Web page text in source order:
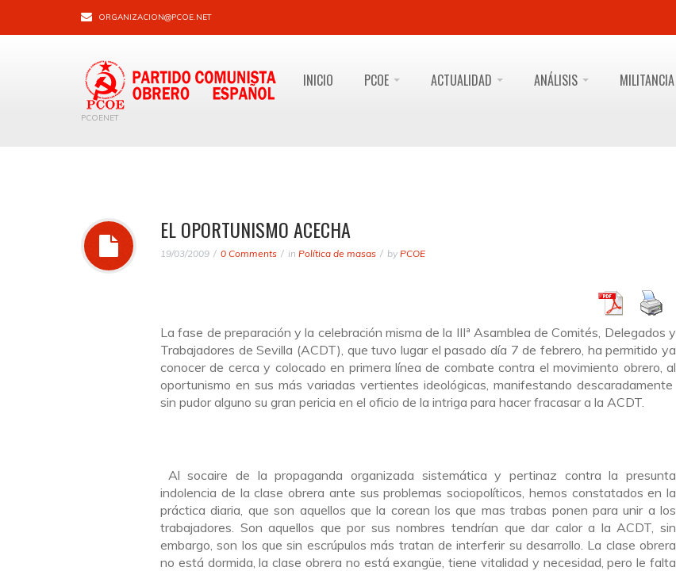
ORGANIZACION@PCOE.NET
PCOENET
INICIO PCOE ACTUALIDAD ANÁLISIS MILITANCIA
EL OPORTUNISMO ACECHA
19/03/2009 0 Comments in Política de masas by PCOE
La fase de preparación y la celebración misma de la IIIª Asamblea de Comités, Delegados y
Trabajadores de Sevilla (ACDT), que tuvo lugar el pasado día 7 de febrero, ha permitido ya
conocer de cerca y colocado en primera línea de combate contra el movimiento obrero, al
oportunismo en sus más variadas vertientes ideológicas, manifestando descaradamente
sin pudor alguno su gran pericia en el oficio de la intriga para hacer fracasar a la ACDT.
Al socaire de la propaganda organizada sistemática y pertinaz contra la presunta
indolencia de la clase obrera ante sus problemas sociopolíticos, hemos constatados en la
práctica diaria, que son aquellos que la corean los que mas trabas ponen para unir a los
trabajadores. Son aquellos que por sus nombres tendrían que dar calor a la ACDT, sin
embargo, son los que sin escrúpulos más tratan de interferir su desarrollo. La clase obrera
no está dormida, la clase obrera no está exangüe, tiene vitalidad y necesidad, pero le falta